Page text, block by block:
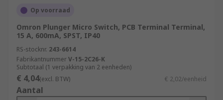
Op voorraad
Omron Plunger Micro Switch, PCB Terminal Terminal,
15 A, 600mA, SPST, IP40
RS-stocknr. 243-6614
FabrikantnummerV-15-2C26-K
Subtotaal (1 verpakking van 2 eenheden)
€ 4,04(excl. BTW) € 2,02/eenheid
Aantal